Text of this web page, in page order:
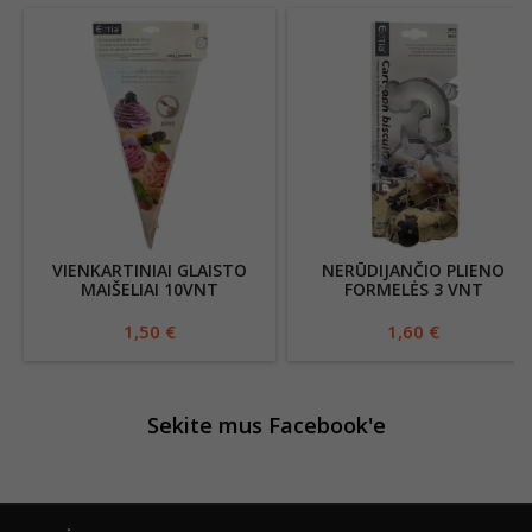
VIENKARTINIAI GLAISTO
MAIŠELIAI 10VNT
1,50 €
NERŪDIJANČIO PLIENO
FORMELĖS 3 VNT
1,60 €
Sekite mus Facebook'e